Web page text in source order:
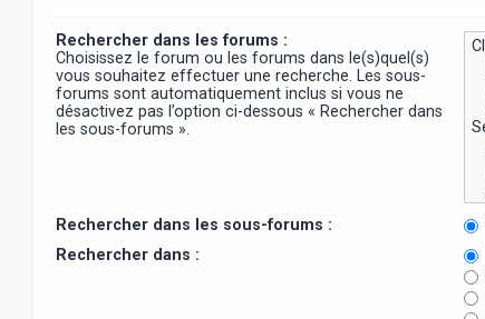
Rechercher dans les forums :
Choisissez le forum ou les forums dans le(s)quel(s)
vous souhaitez effectuer une recherche. Les sous-
forums sont automatiquement inclus si vous ne
désactivez pas l’option ci-dessous « Rechercher dans
les sous-forums ».
Rechercher dans les sous-forums :
Rechercher dans :